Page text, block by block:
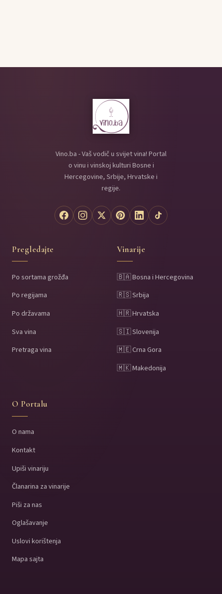
Vino.ba - Vaš vodič u svijet vina! Portal
o vinu i vinskoj kulturi Bosne i
Hercegovine, Srbije, Hrvatske i
regije.
Pregledajte
Po sortama grožđa
Po regijama
Po državama
Sva vina
Pretraga vina
Vinarije
🇧🇦 Bosna i Hercegovina
🇷🇸 Srbija
🇭🇷 Hrvatska
🇸🇮 Slovenija
🇲🇪 Crna Gora
🇲🇰 Makedonija
O Portalu
O nama
Kontakt
Upiši vinariju
Članarina za vinarije
Piši za nas
Oglašavanje
Uslovi korištenja
Mapa sajta